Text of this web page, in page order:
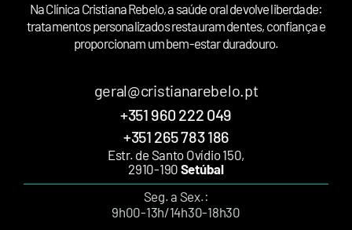
Na Clínica Cristiana Rebelo, a saúde oral devolve liberdade:
tratamentos personalizados restauram dentes, confiança e
proporcionam um bem-estar duradouro.
geral@cristianarebelo.pt
+351 960 222 049
+351 265 783 186
Estr. de Santo Ovídio 150,
2910-190 Setúbal
Seg. a Sex.:
9h00-13h/14h30-18h30